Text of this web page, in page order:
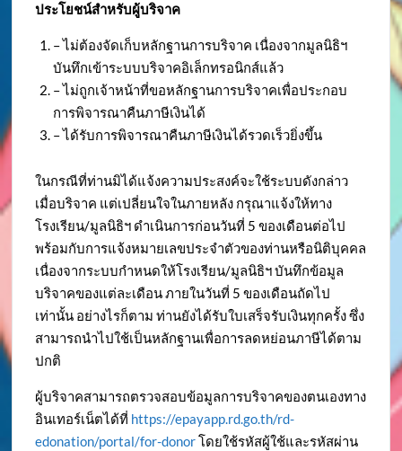
ประโยชน์สำหรับผู้บริจาค
– ไม่ต้องจัดเก็บหลักฐานการบริจาค เนื่องจากมูลนิธิฯ
บันทึกเข้าระบบบริจาคอิเล็กทรอนิกส์แล้ว
– ไม่ถูกเจ้าหน้าที่ขอหลักฐานการบริจาคเพื่อประกอบ
การพิจารณาคืนภาษีเงินได้
– ได้รับการพิจารณาคืนภาษีเงินได้รวดเร็วยิ่งขึ้น
ในกรณีที่ท่านมิได้แจ้งความประสงค์จะใช้ระบบดังกล่าว
เมื่อบริจาค แต่เปลี่ยนใจในภายหลัง กรุณาแจ้งให้ทาง
โรงเรียน/มูลนิธิฯ ดำเนินการก่อนวันที่ 5 ของเดือนต่อไป
พร้อมกับการแจ้งหมายเลขประจำตัวของท่านหรือนิติบุคคล
เนื่องจากระบบกำหนดให้โรงเรียน/มูลนิธิฯ บันทึกข้อมูล
บริจาคของแต่ละเดือน ภายในวันที่ 5 ของเดือนถัดไป
เท่านั้น อย่างไรก็ตาม ท่านยังได้รับใบเสร็จรับเงินทุกครั้ง ซึ่ง
สามารถนำไปใช้เป็นหลักฐานเพื่อการลดหย่อนภาษีได้ตาม
ปกติ
ผู้บริจาคสามารถตรวจสอบข้อมูลการบริจาคของตนเองทาง
อินเทอร์เน็ตได้ที่ https://epayapp.rd.go.th/rd-
edonation/portal/for-donorโดยใช้รหัสผู้ใช้และรหัสผ่าน